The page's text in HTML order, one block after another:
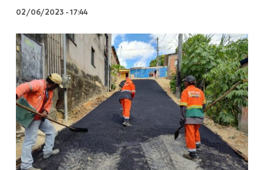
02/06/2023-17:44